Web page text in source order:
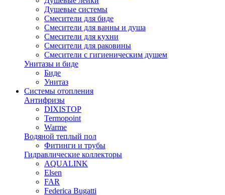
Душевые системы
Смесители для биде
Смесители для ванны и душа
Смесители для кухни
Смесители для раковины
Смесители с гигиеническим душем
Унитазы и биде
Биде
Унитаз
Системы отопления
Антифризы
DIXISTOP
Termopoint
Warme
Водяной теплый пол
Фитинги и трубы
Гидравлические коллекторы
AQUALINK
Elsen
FAR
Federica Bugatti